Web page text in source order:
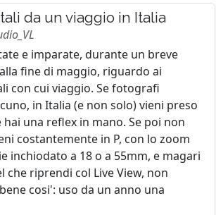
da un viaggio in Italia
e imparate, durante un breve
fine di maggio, riguardo ai
con cui viaggio. Se fotografi
in Italia (e non solo) vieni preso
una reflex in mano. Se poi non
costantemente in P, con lo zoom
inchiodato a 18 o a 55mm, e magari
che riprendi col Live View, non
cosi': uso da un anno una